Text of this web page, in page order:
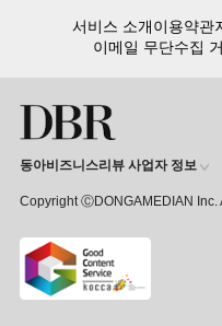
서비스 소개이용약관
이메일 무단수집
동아비즈니스리뷰 사업자 정보
Copyright ⒸDONGAMEDIAN Inc.